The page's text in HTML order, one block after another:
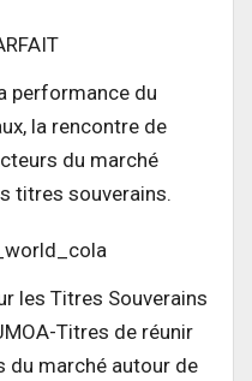
performance du
la rencontre de
du marché
titres souverains.
les Titres Souverains
Titres de réunir
du marché autour de